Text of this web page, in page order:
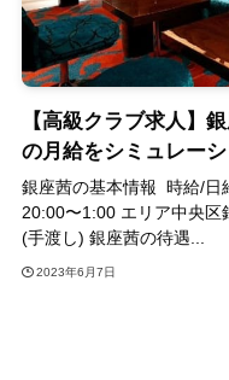
【高級クラブ求人】
の月給をシミュレー
銀座茜の基本情報 時給/日
20:00〜1:00 エリア中央区
(手渡し) 銀座茜の待遇...
2023年6月7日